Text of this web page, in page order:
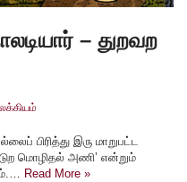
– துறவற
பிரித்து இரு மாறுபட்ட
மொழிதல் அணி’ என்றும்
Read More »